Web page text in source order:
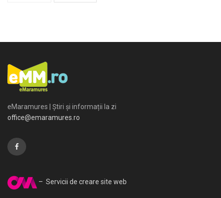
eMaramures | Știri și informații la zi
office@emaramures.ro
– Servicii de creare site web